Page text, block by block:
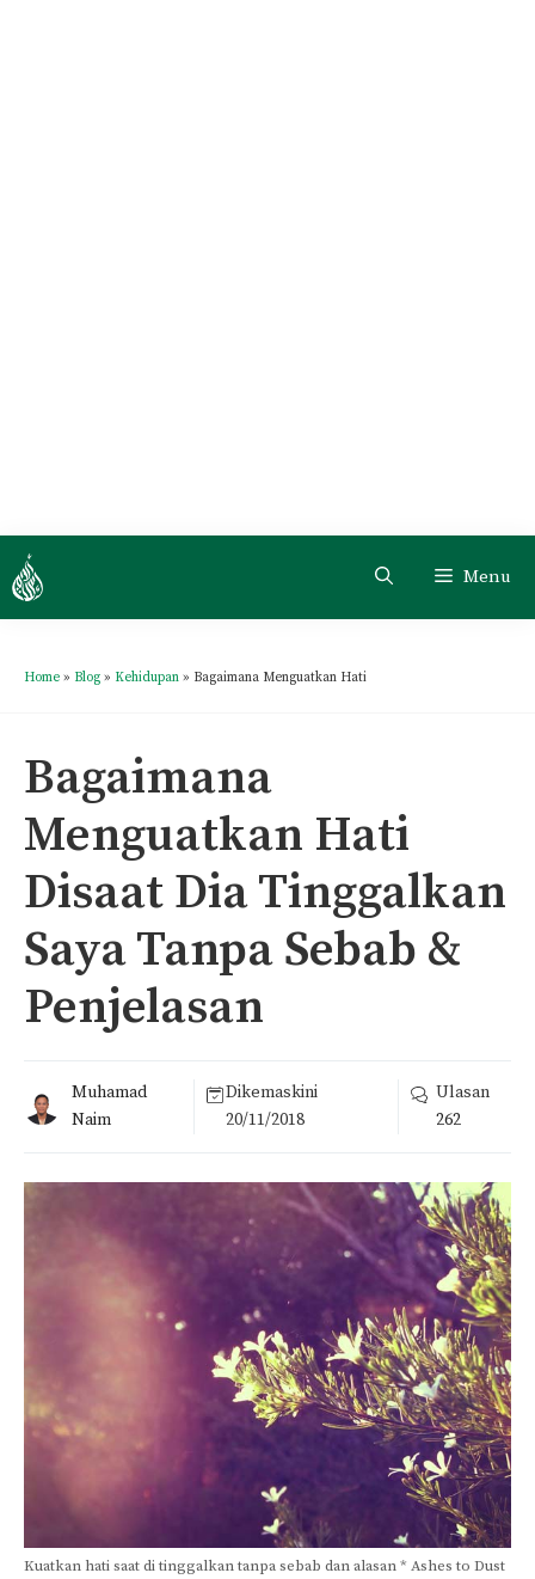
Menu
Home » Blog » Kehidupan » Bagaimana Menguatkan Hati
Bagaimana
Menguatkan Hati
Disaat Dia Tinggalkan
Saya Tanpa Sebab &
Penjelasan
Muhamad
Naim
Dikemaskini
20/11/2018
Ulasan
262
Kuatkan hati saat di tinggalkan tanpa sebab dan alasan * Ashes to Dust